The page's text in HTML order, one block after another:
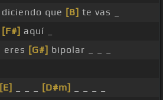
que [B] te vas _
[F#] aquí _
eres [G#] bipolar _ _ _
[E] [D#m]